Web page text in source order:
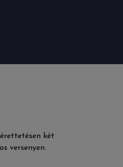
két
versenyen.